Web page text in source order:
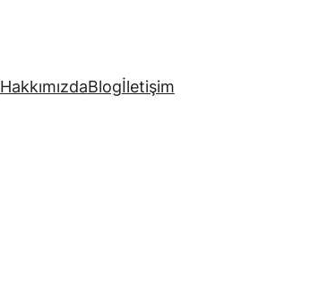
HakkımızdaBlogİletişim